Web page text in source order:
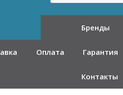
Бренды
Оплата Гарантия
Контакты